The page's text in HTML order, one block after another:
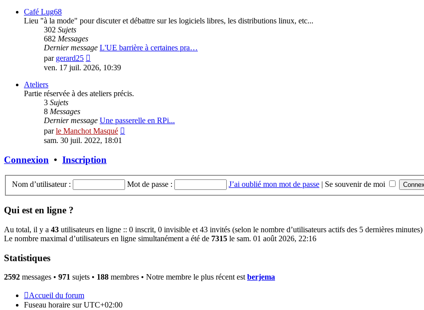
Café Lug68
Lieu "à la mode" pour discuter et débattre sur les logiciels libres, les distributions linux, etc...
302 Sujets
682 Messages
Dernier message L'UE barrière à certaines pra…
par gerard25
le
ven. 17 juil. 2026, 10:39
Ateliers
Partie réservée à des ateliers précis.
3 Sujets
8 Messages
Dernier message Une passerelle en RPi...
parle Manchot Masqué
sam. 30 juil. 2022, 18:01
Connexion • Inscription
Nom d’utilisateur : Mot de passe : J’ai oublié mon mot de passe | Se souvenir de moi
Qui est en ligne ?
Au total, il y a 43 utilisateurs en ligne :: 0 inscrit, 0 invisible et 43 invités (selon le nombre d’utilisateurs actifs des 5 dernières minutes)
Le nombre maximal d’utilisateurs en ligne simultanément a été de 7315 le sam. 01 août 2026, 22:16
Statistiques
2592 messages • 971 sujets • 188 membres • Notre membre le plus récent est berjema
Accueil du forum
Fuseau horaire surUTC+02:00